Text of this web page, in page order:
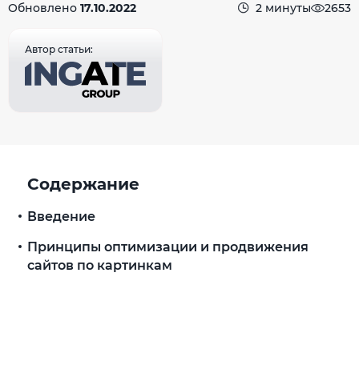
Обновлено 17.10.2022 2 минуты 2653
Автор статьи:
Содержание
Введение
Принципы оптимизации и продвижения
сайтов по картинкам